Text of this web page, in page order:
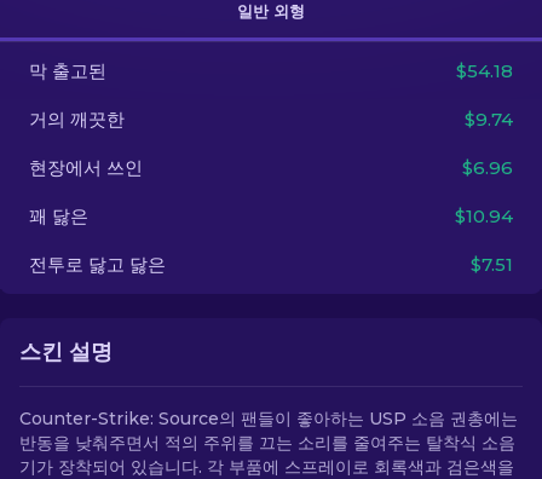
기타
일반 외형
막 출고된 $54.18
거의 깨끗한 $9.74
현장에서 쓰인 $6.96
꽤 닳은 $10.94
전투로 닳고 닳은 $7.51
스킨 설명
Counter-Strike: Source의 팬들이 좋아하는 USP 소음 권총에는
반동을 낮춰주면서 적의 주위를 끄는 소리를 줄여주는 탈착식 소음
기가 장착되어 있습니다. 각 부품에 스프레이로 회록색과 검은색을